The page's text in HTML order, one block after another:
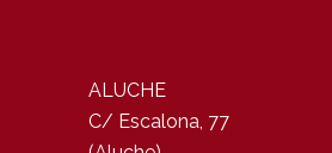
ALUCHE
C/ Escalona, 77